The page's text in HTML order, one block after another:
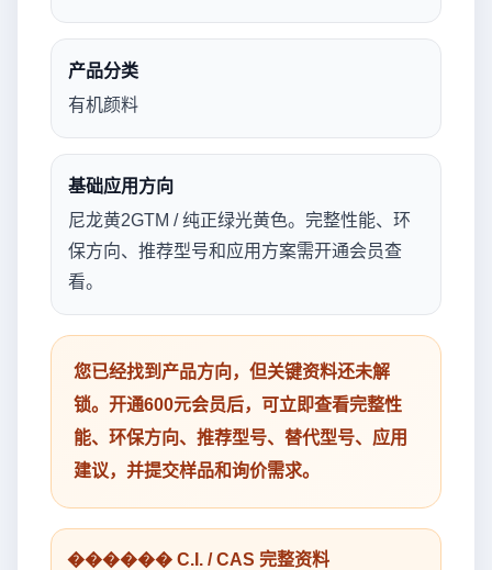
产品分类
有机颜料
基础应用方向
尼龙黄2GTM / 纯正绿光黄色。完整性能、环
保方向、推荐型号和应用方案需开通会员查
看。
您已经找到产品方向，但关键资料还未解
锁。开通600元会员后，可立即查看完整性
能、环保方向、推荐型号、替代型号、应用
建议，并提交样品和询价需求。
������ C.I. / CAS 完整资料